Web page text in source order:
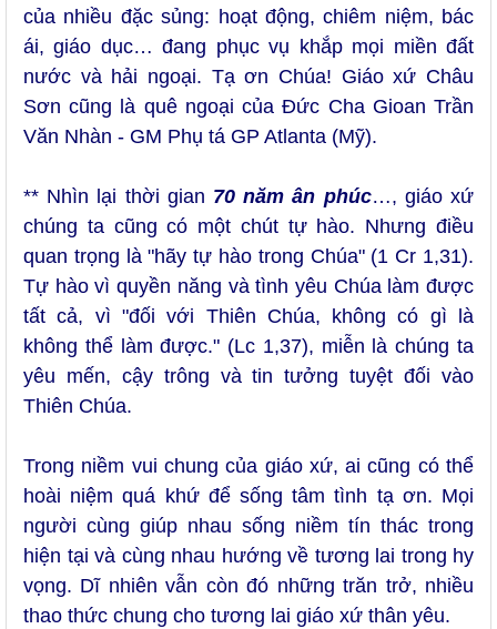
của nhiều đặc sủng: hoạt động, chiêm niệm, bác
ái, giáo dục… đang phục vụ khắp mọi miền đất
nước và hải ngoại. Tạ ơn Chúa! Giáo xứ Châu
Sơn cũng là quê ngoại của Đức Cha Gioan Trần
Văn Nhàn - GM Phụ tá GP Atlanta (Mỹ).
** Nhìn lại thời gian 70 năm ân phúc…, giáo xứ
chúng ta cũng có một chút tự hào. Nhưng điều
quan trọng là "hãy tự hào trong Chúa" (1 Cr 1,31).
Tự hào vì quyền năng và tình yêu Chúa làm được
tất cả, vì "đối với Thiên Chúa, không có gì là
không thể làm được." (Lc 1,37), miễn là chúng ta
yêu mến, cậy trông và tin tưởng tuyệt đối vào
Thiên Chúa.
Trong niềm vui chung của giáo xứ, ai cũng có thể
hoài niệm quá khứ để sống tâm tình tạ ơn. Mọi
người cùng giúp nhau sống niềm tín thác trong
hiện tại và cùng nhau hướng về tương lai trong hy
vọng. Dĩ nhiên vẫn còn đó những trăn trở, nhiều
thao thức chung cho tương lai giáo xứ thân yêu.